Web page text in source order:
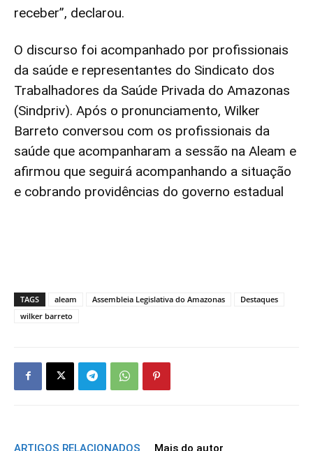
receber”, declarou.
O discurso foi acompanhado por profissionais
da saúde e representantes do Sindicato dos
Trabalhadores da Saúde Privada do Amazonas
(Sindpriv). Após o pronunciamento, Wilker
Barreto conversou com os profissionais da
saúde que acompanharam a sessão na Aleam e
afirmou que seguirá acompanhando a situação
e cobrando providências do governo estadual
TAGS aleam Assembleia Legislativa do Amazonas
Destaques
wilker barreto
ARTIGOS RELACIONADOS Mais do autor